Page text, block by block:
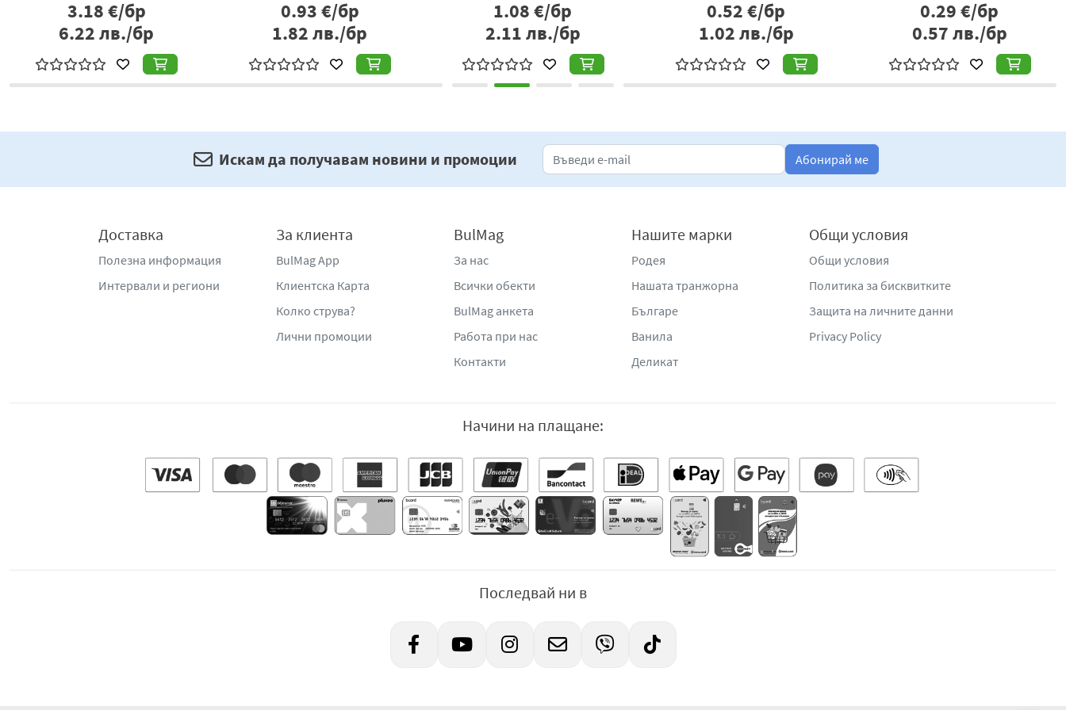
3.18€/бр
6.22лв./бр
0.93€/бр
1.82лв./бр
1.08€/бр
2.11лв./бр
0.52€/бр
1.02лв./бр
0.29€/бр
0.57лв./бр
Искам да получавам новини и промоции Абонирай ме
Доставка
Полезна информация
Интервали и региони
За клиента
BulMag App
Клиентска Карта
Колко струва?
Лични промоции
BulMag
За нас
Всички обекти
BulMag анкета
Работа при нас
Контакти
Нашите марки
Родея
Нашата транжорна
Българе
Ванила
Деликат
Общи условия
Общи условия
Политика за бисквитките
Защита на личните данни
Privacy Policy
Начини на плащане:
Последвай ни в